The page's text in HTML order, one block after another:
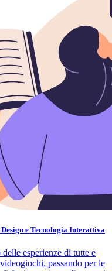
e Tecnologia Interattiva
esperienze di tutte e
passando per le